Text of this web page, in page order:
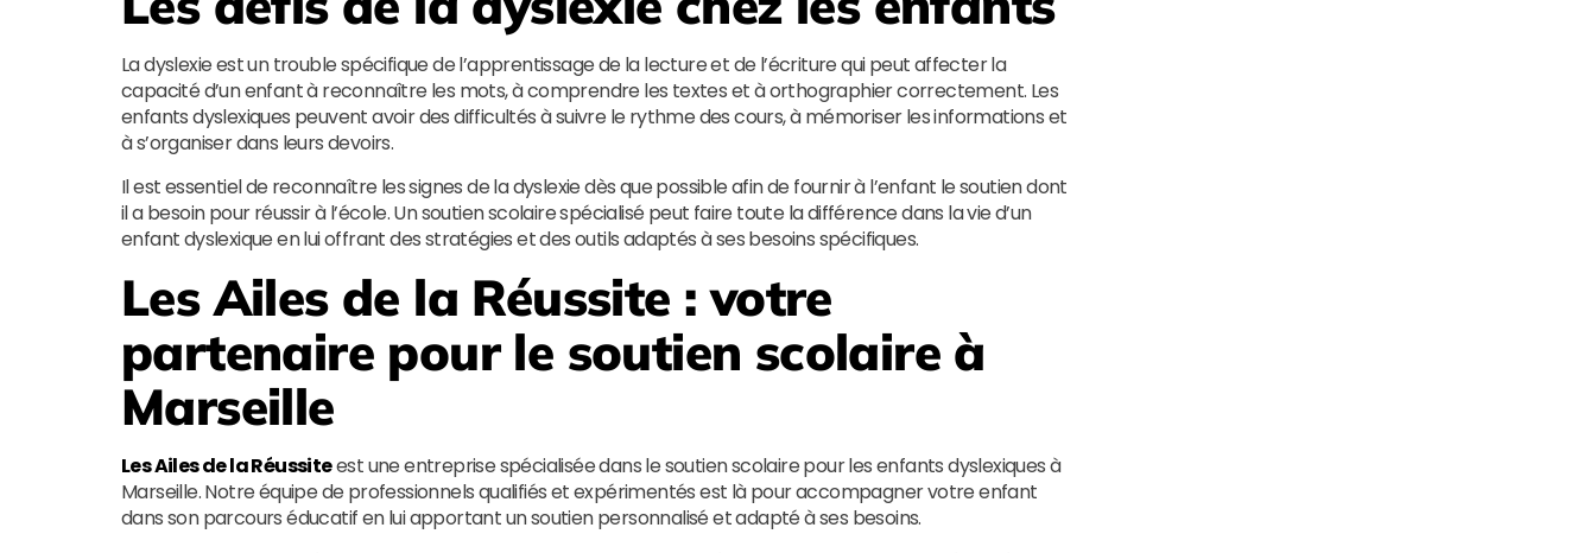
La dyslexie est un trouble spécifique de l’apprentissage de la lecture et de l’écriture qui peut affecter la
capacité d’un enfant à reconnaître les mots, à comprendre les textes et à orthographier correctement. Les
enfants dyslexiques peuvent avoir des difficultés à suivre le rythme des cours, à mémoriser les informations et
à s’organiser dans leurs devoirs.
Il est essentiel de reconnaître les signes de la dyslexie dès que possible afin de fournir à l’enfant le soutien dont
il a besoin pour réussir à l’école. Un soutien scolaire spécialisé peut faire toute la différence dans la vie d’un
enfant dyslexique en lui offrant des stratégies et des outils adaptés à ses besoins spécifiques.
Les Ailes de la Réussite : votre
partenaire pour le soutien scolaire à
Marseille
Les Ailes de la Réussiteest une entreprise spécialisée dans le soutien scolaire pour les enfants dyslexiques à
Marseille. Notre équipe de professionnels qualifiés et expérimentés est là pour accompagner votre enfant
dans son parcours éducatif en lui apportant un soutien personnalisé et adapté à ses besoins.